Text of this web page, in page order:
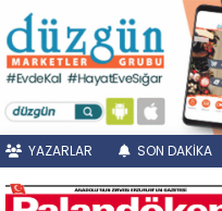
YAZARLAR SON DAKİKA